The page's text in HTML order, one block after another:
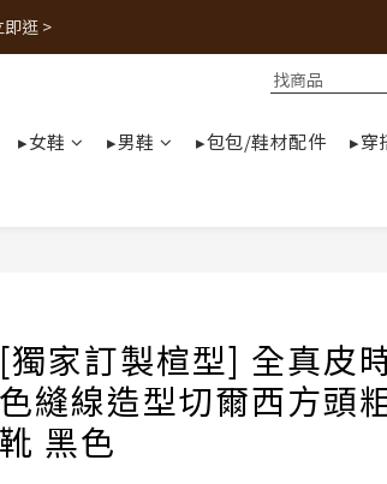
>
逛 >
▸女鞋 ▸男鞋 ▸包包/鞋材配件 ▸穿
[獨家訂製楦型] 全真皮
色縫線造型切爾西方頭
靴 黑色